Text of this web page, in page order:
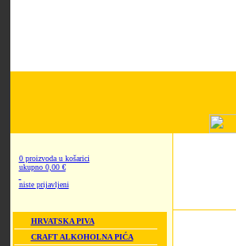
0 proizvoda u košarici
ukupno 0,00 €
niste prijavljeni
HRVATSKA PIVA
CRAFT ALKOHOLNA PIĆA